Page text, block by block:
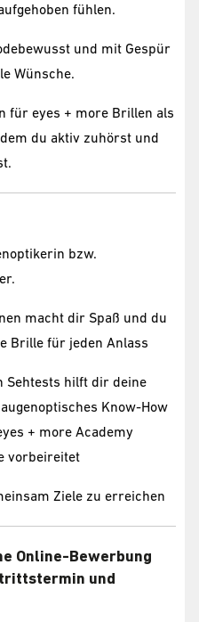
fühlen.
und mit Gespür
Wünsche.
für eyes + more Brillen als
du aktiv zuhörst und
bzw.
macht dir Spaß und du
Brille für jeden Anlass
Sehtests hilft dir deine
Know-How
+ more Academy
vorbeireitet
Ziele zu erreichen
Online-Bewerbung
und